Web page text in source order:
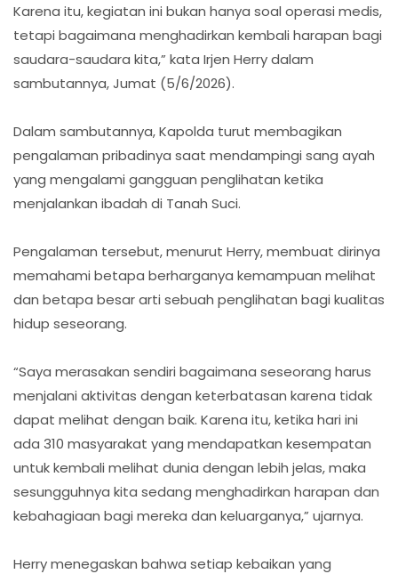
Karena itu, kegiatan ini bukan hanya soal operasi medis,
tetapi bagaimana menghadirkan kembali harapan bagi
saudara-saudara kita,” kata Irjen Herry dalam
sambutannya, Jumat (5/6/2026).
Dalam sambutannya, Kapolda turut membagikan
pengalaman pribadinya saat mendampingi sang ayah
yang mengalami gangguan penglihatan ketika
menjalankan ibadah di Tanah Suci.
Pengalaman tersebut, menurut Herry, membuat dirinya
memahami betapa berharganya kemampuan melihat
dan betapa besar arti sebuah penglihatan bagi kualitas
hidup seseorang.
“Saya merasakan sendiri bagaimana seseorang harus
menjalani aktivitas dengan keterbatasan karena tidak
dapat melihat dengan baik. Karena itu, ketika hari ini
ada 310 masyarakat yang mendapatkan kesempatan
untuk kembali melihat dunia dengan lebih jelas, maka
sesungguhnya kita sedang menghadirkan harapan dan
kebahagiaan bagi mereka dan keluarganya,” ujarnya.
Herry menegaskan bahwa setiap kebaikan yang